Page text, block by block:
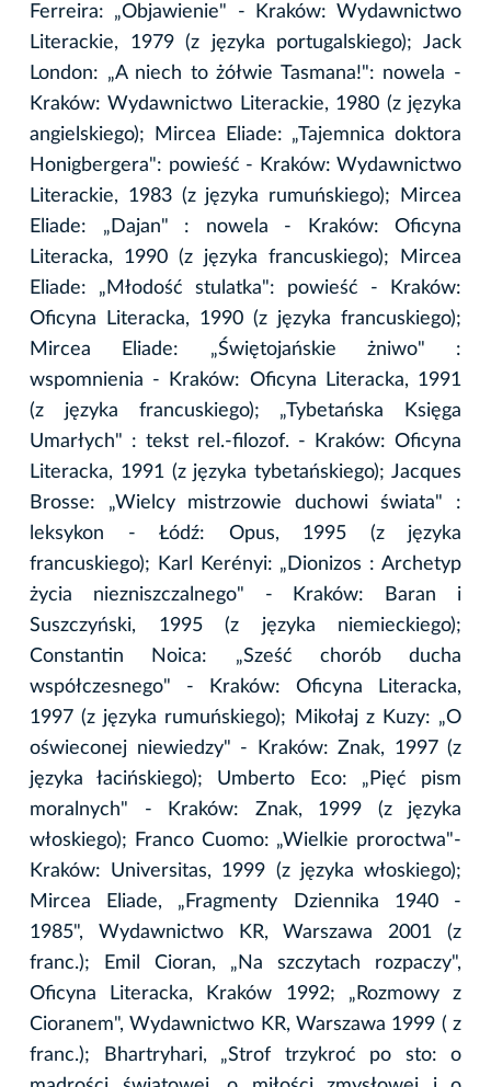
Ferreira: „Objawienie" - Kraków: Wydawnictwo
Literackie, 1979 (z języka portugalskiego); Jack
London: „A niech to żółwie Tasmana!": nowela -
Kraków: Wydawnictwo Literackie, 1980 (z języka
angielskiego); Mircea Eliade: „Tajemnica doktora
Honigbergera": powieść - Kraków: Wydawnictwo
Literackie, 1983 (z języka rumuńskiego); Mircea
Eliade: „Dajan" : nowela - Kraków: Oficyna
Literacka, 1990 (z języka francuskiego); Mircea
Eliade: „Młodość stulatka": powieść - Kraków:
Oficyna Literacka, 1990 (z języka francuskiego);
Mircea Eliade: „Świętojańskie żniwo" :
wspomnienia - Kraków: Oficyna Literacka, 1991
(z języka francuskiego); „Tybetańska Księga
Umarłych" : tekst rel.-filozof. - Kraków: Oficyna
Literacka, 1991 (z języka tybetańskiego); Jacques
Brosse: „Wielcy mistrzowie duchowi świata" :
leksykon - Łódź: Opus, 1995 (z języka
francuskiego); Karl Kerényi: „Dionizos : Archetyp
życia niezniszczalnego" - Kraków: Baran i
Suszczyński, 1995 (z języka niemieckiego);
Constantin Noica: „Sześć chorób ducha
współczesnego" - Kraków: Oficyna Literacka,
1997 (z języka rumuńskiego); Mikołaj z Kuzy: „O
oświeconej niewiedzy" - Kraków: Znak, 1997 (z
języka łacińskiego); Umberto Eco: „Pięć pism
moralnych" - Kraków: Znak, 1999 (z języka
włoskiego); Franco Cuomo: „Wielkie proroctwa"-
Kraków: Universitas, 1999 (z języka włoskiego);
Mircea Eliade, „Fragmenty Dziennika 1940 -
1985", Wydawnictwo KR, Warszawa 2001 (z
franc.); Emil Cioran, „Na szczytach rozpaczy",
Oficyna Literacka, Kraków 1992; „Rozmowy z
Cioranem", Wydawnictwo KR, Warszawa 1999 ( z
franc.); Bhartryhari, „Strof trzykroć po sto: o